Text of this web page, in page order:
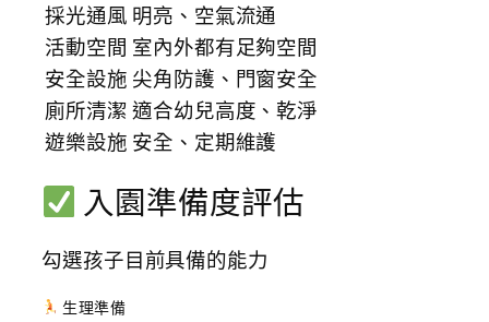
採光通風 明亮、空氣流通
活動空間 室內外都有足夠空間
安全設施 尖角防護、門窗安全
廁所清潔適合幼兒高度、乾淨
遊樂設施 安全、定期維護
入園準備度評估
勾選孩子目前具備的能力
生理準備